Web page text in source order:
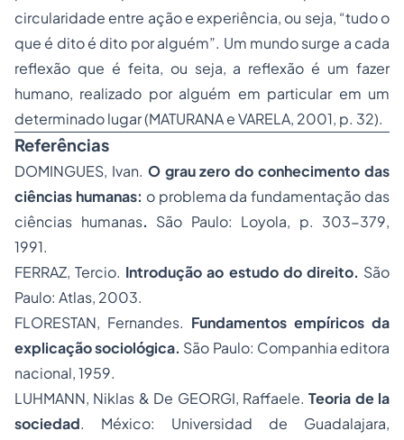
circularidade entre ação e experiência, ou seja, “tudo o
que é dito é dito por alguém”. Um mundo surge a cada
reflexão que é feita, ou seja, a reflexão é um fazer
humano, realizado por alguém em particular em um
determinado lugar (MATURANA e VARELA, 2001, p. 32).
Referências
DOMINGUES, Ivan. O grau zero do conhecimento das
ciências humanas: o problema da fundamentação das
ciências humanas. São Paulo: Loyola, p. 303-379,
1991.
FERRAZ, Tercio. Introdução ao estudo do direito. São
Paulo: Atlas, 2003.
FLORESTAN, Fernandes. Fundamentos empíricos da
explicação sociológica. São Paulo: Companhia editora
nacional, 1959.
LUHMANN, Niklas & De GEORGI, Raffaele.Teoria de la
sociedad. México: Universidad de Guadalajara,